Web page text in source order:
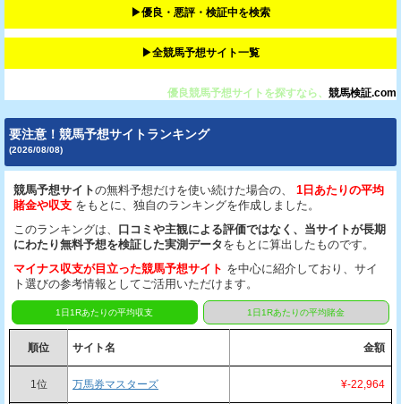
▶︎優良・悪評・検証中を検索
▶︎全競馬予想サイト一覧
優良競馬予想サイトを探すなら、 競馬検証.com
要注意！競馬予想サイトランキング
(2026/08/08)
競馬予想サイトの無料予想だけを使い続けた場合の、
1日あたりの平均
賭金や収支 をもとに、独自のランキングを作成しました。
このランキングは、 口コミや主観による評価ではなく、当サイトが長期
にわたり無料予想を検証した実測データをもとに算出したものです。
マイナス収支が目立った競馬予想サイト を中心に紹介しており、サイ
ト選びの参考情報としてご活用いただけます。
1日1Rあたりの平均収支 1日1Rあたりの平均賭金
順位 サイト名 金額
1位 万馬券マスターズ ¥-22,964